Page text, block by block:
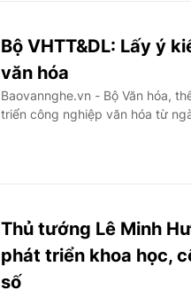
Bộ VHTT&DL: Lấy ý
văn hóa
Baovannghe.vn - Bộ Văn hóa,
triển công nghiệp văn hóa từ
Thủ tướng Lê Minh
phát triển khoa học,
số